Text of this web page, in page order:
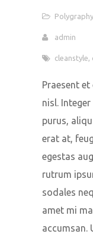
Polygraphy
admin
cleanstyle
Praesent et
nisl.
purus,
erat at,
egestas
rutrum
sodales
amet mi
accumsan.